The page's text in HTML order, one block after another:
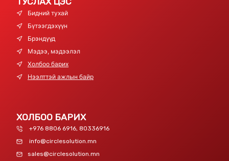
Бидний тухай
Бүтээгдэхүүн
Брэндүүд
Мэдээ, мэдээлэл
Холбоо барих
Нээлттэй ажлын байр
ХОЛБОО БАРИХ
+976 8806 6916, 80336916
info@circlesolution.mn
sales@circlesolution.mn